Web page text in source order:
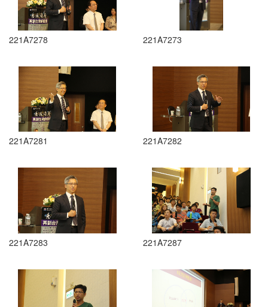
221A7278 221A7273
221A7281 221A7282
221A7283 221A7287